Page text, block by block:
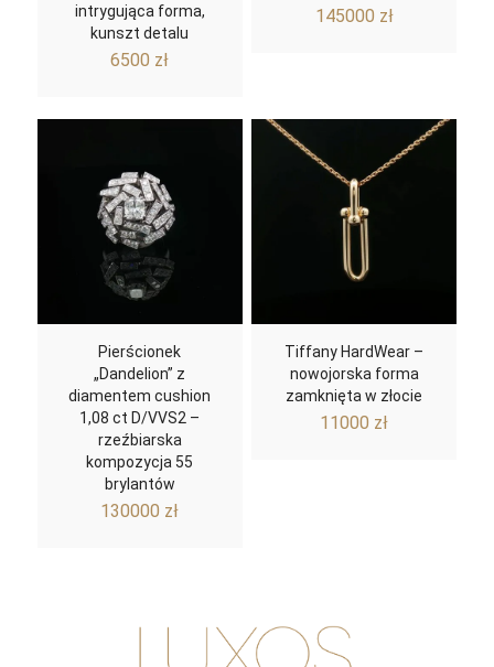
intrygująca forma,
kunszt detalu
6500 zł
145000 zł
Pierścionek
„Dandelion” z
diamentem cushion
1,08 ct D/VVS2 –
rzeźbiarska
kompozycja 55
brylantów
130000 zł
Tiffany HardWear –
nowojorska forma
zamknięta w złocie
11000 zł